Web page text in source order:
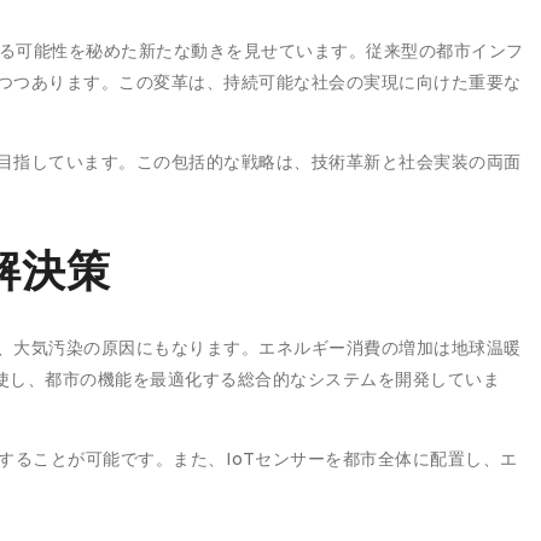
能性を秘めた新たな動きを見せています。従来型の都市インフ
あります。この変革は、持続可能な社会の実現に向けた重要な
しています。この包括的な戦略は、技術革新と社会実装の両面
決策
気汚染の原因にもなります。エネルギー消費の増加は地球温暖
、都市の機能を最適化する総合的なシステムを開発していま
ることが可能です。また、IoTセンサーを都市全体に配置し、エ